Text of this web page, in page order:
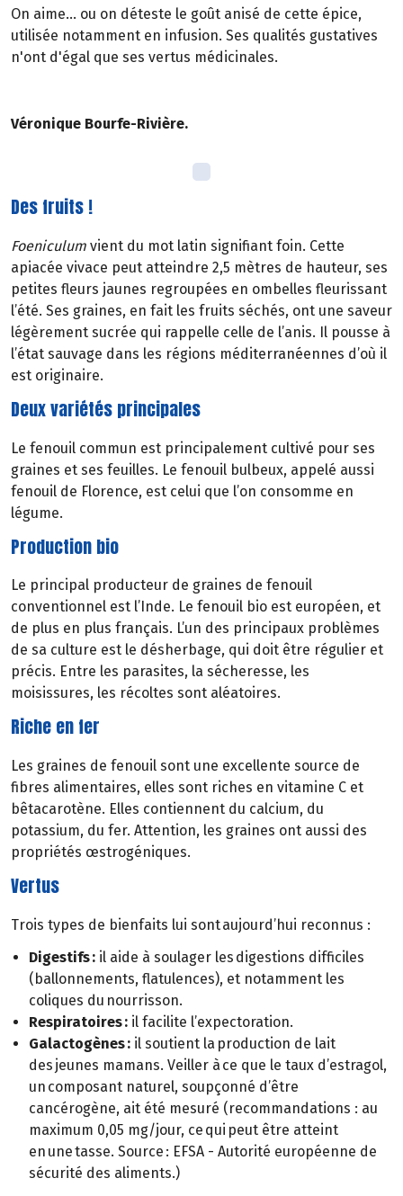
On aime... ou on déteste le goût anisé de cette épice,
utilisée notamment en infusion. Ses qualités gustatives
n'ont d'égal que ses vertus médicinales.
Véronique Bourfe-Rivière.
Des fruits !
Foeniculum vient du mot latin signifiant foin. Cette
apiacée vivace peut atteindre 2,5 mètres de hauteur, ses
petites fleurs jaunes regroupées en ombelles fleurissant
l’été. Ses graines, en fait les fruits séchés, ont une saveur
légèrement sucrée qui rappelle celle de l’anis. Il pousse à
l’état sauvage dans les régions méditerranéennes d’où il
est originaire.
Deux variétés principales
Le fenouil commun est principalement cultivé pour ses
graines et ses feuilles. Le fenouil bulbeux, appelé aussi
fenouil de Florence, est celui que l’on consomme en
légume.
Production bio
Le principal producteur de graines de fenouil
conventionnel est l’Inde. Le fenouil bio est européen, et
de plus en plus français. L’un des principaux problèmes
de sa culture est le désherbage, qui doit être régulier et
précis. Entre les parasites, la sécheresse, les
moisissures, les récoltes sont aléatoires.
Riche en fer
Les graines de fenouil sont une excellente source de
fibres alimentaires, elles sont riches en vitamine C et
bêtacarotène. Elles contiennent du calcium, du
potassium, du fer. Attention, les graines ont aussi des
propriétés œstrogéniques.
Vertus
Trois types de bienfaits lui sont aujourd’hui reconnus :
Digestifs : il aide à soulager les digestions difficiles
(ballonnements, flatulences), et notamment les
coliques du nourrisson.
Respiratoires : il facilite l’expectoration.
Galactogènes : il soutient la production de lait
des jeunes mamans. Veiller à ce que le taux d’estragol,
un composant naturel, soupçonné d’être
cancérogène, ait été mesuré (recommandations : au
maximum 0,05 mg/jour, ce qui peut être atteint
en une tasse. Source : EFSA - Autorité européenne de
sécurité des aliments.)